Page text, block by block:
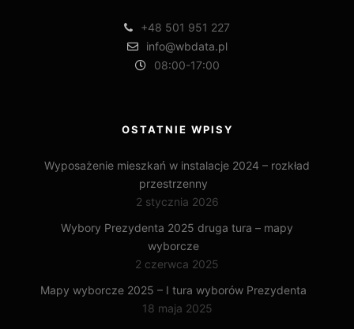
+48 501 951 227
info@wbdata.pl
08:00-17:00
OSTATNIE WPISY
Wyposażenie mieszkań w instalacje 2024 – rozkład
przestrzenny
2 stycznia 2026
Wybory Prezydenta 2025 druga tura – mapy
wyborcze
2 czerwca 2025
Mapy wyborcze 2025 – I tura wyborów Prezydenta
18 maja 2025